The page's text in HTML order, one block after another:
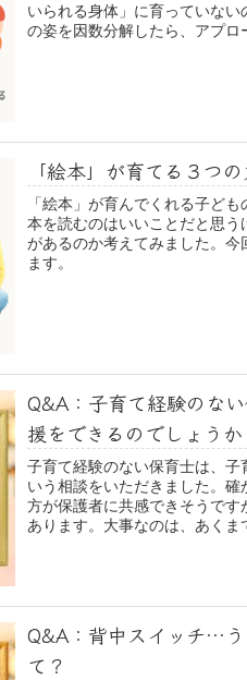
いられる身体」に育っていない
の姿を因数分解したら、アプロ
「絵本」が育てる３つの
「絵本」が育んでくれる子ども
本を読むのはいいことだと思
があるのか考えてみました。今
ます。
Q&A：子育て経験のな
援をできるのでしょうか
子育て経験のない保育士は、子
いう相談をいただきました。確
方が保護者に共感できそうです
あります。大事なのは、あくま
Q&A：背中スイッチ…
て？